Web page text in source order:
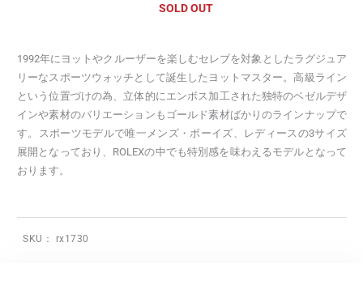
SOLD OUT
1992年にヨットやクルーザーを楽しむセレブを対象としたラグジュア
リーなスポーツウォッチとして誕生したヨットマスター。高級ライン
という位置づけの為、立体的にエンボス加工された独特のベゼルデザ
インや素材のバリエーションもゴールド素材ばかりのラインナップで
す。スポーツモデルで唯一メンズ・ボーイズ、レディースの3サイズ
展開となっており、ROLEXの中でも特別感を味わえるモデルとなって
おります。
SKU： rx1730